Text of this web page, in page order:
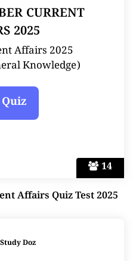
14
CURRENT
2025
Affairs 2025
Knowledge)
Affairs Quiz Test 2025
Study Doz